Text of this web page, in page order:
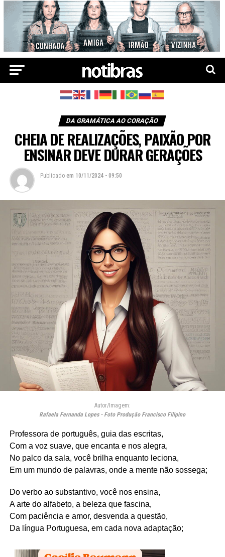
DA GRAMÁTICA AO CORAÇÃO
CHEIA DE REALIZAÇÕES, PAIXÃO POR
ENSINAR DEVE DURAR GERAÇÕES
Publicado em 10/11/2024 - 09:50
Autor/Imagem:
Rafaela Fernanda Lopes - Foto Produção Francisco Filipino
Professora de português, guia das escritas,
Com a voz suave, que encanta e nos alegra,
No palco da sala, você brilha enquanto leciona,
Em um mundo de palavras, onde a mente não sossega;
Do verbo ao substantivo, você nos ensina,
A arte do alfabeto, a beleza que fascina,
Com paciência e amor, desvenda a questão,
Da língua Portuguesa, em cada nova adaptação;